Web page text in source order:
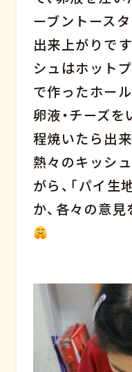
ーブントース
出来上がりで
シュはホット
で作ったホー
卵液・チーズ
程焼いたら出
熱々のキッシ
がら、「パイ
か、各々の意